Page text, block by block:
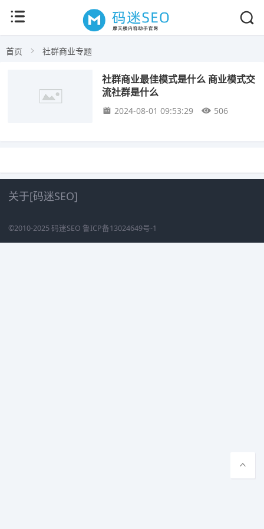
首页 社群商业专题
社群商业最佳模式是什么 商业模式交
流社群是什么
2024-08-01 09:53:29 506
关于[码迷SEO]
©2010-2025码迷SEO 鲁ICP备13024649号-1